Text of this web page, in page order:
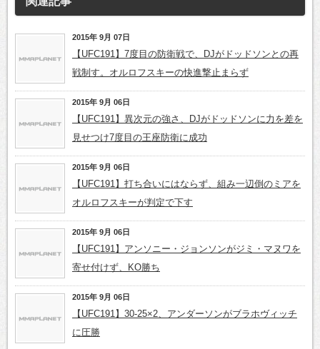
2015年 9月 07日
【UFC191】7度目の防衛戦で、DJがドッドソンとの再
戦制す。オルロフスキーの快進撃止まらず
2015年 9月 06日
【UFC191】異次元の強さ、DJがドッドソンに力を差を
見せつけ7度目の王座防衛に成功
2015年 9月 06日
【UFC191】打ち合いにはならず、組み一辺倒のミアを
オルロフスキーが判定で下す
2015年 9月 06日
【UFC191】アンソニー・ジョンソンがジミ・マヌワを
寄せ付けず、KO勝ち
2015年 9月 06日
【UFC191】30-25×2、アンダーソンがブラホヴィッチ
に圧勝